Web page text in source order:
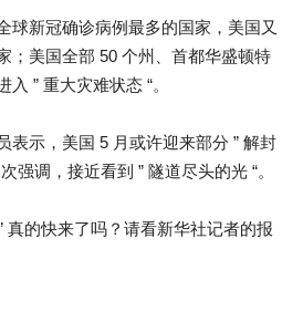
球新冠确诊病例最多的国家，美国又
；美国全部 50 个州、首都华盛顿特
” 重大灾难状态 “。
表示，美国 5 月或许迎来部分 ” 解封
强调，接近看到 ” 隧道尽头的光 “。
真的快来了吗？请看新华社记者的报